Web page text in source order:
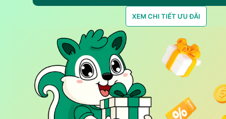
XEM CHI TIẾT ƯU ĐÃI